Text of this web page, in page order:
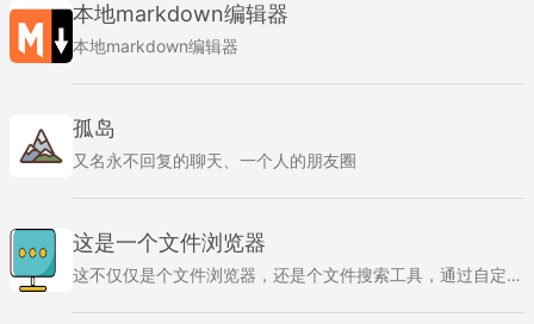
本地markdown编辑器
本地markdown编辑器
孤岛
又名永不回复的聊天、一个人的朋友圈
这是一个文件浏览器
这不仅仅是个文件浏览器，还是个文件搜索工具，通过自定义文件路径，基于强大的Fuse.js对文件进行搜索，可实现文件名的模糊搜索，支持拼音搜索。